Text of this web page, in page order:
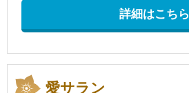
詳細はこちら
愛サラン